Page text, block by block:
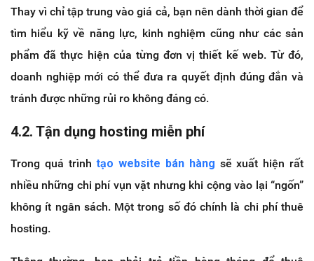
Thay vì chỉ tập trung vào giá cả, bạn nên dành thời gian để
tìm hiểu kỹ về năng lực, kinh nghiệm cũng như các sản
phẩm đã thực hiện của từng đơn vị thiết kế web. Từ đó,
doanh nghiệp mới có thể đưa ra quyết định đúng đắn và
tránh được những rủi ro không đáng có.
4.2. Tận dụng hosting miễn phí
Trong quá trìnhtạo website bán hàng sẽ xuất hiện rất
nhiều những chi phí vụn vặt nhưng khi cộng vào lại “ngốn”
không ít ngân sách. Một trong số đó chính là chi phí thuê
hosting.